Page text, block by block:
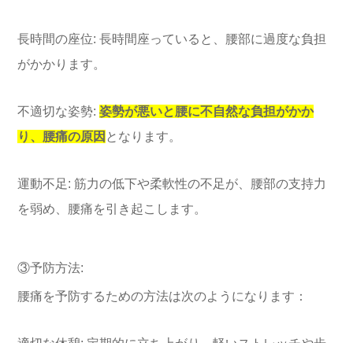
長時間の座位: 長時間座っていると、腰部に過度な負担
がかかります。
不適切な姿勢: 姿勢が悪いと腰に不自然な負担がかか
り、腰痛の原因 となります。
運動不足: 筋力の低下や柔軟性の不足が、腰部の支持力
を弱め、腰痛を引き起こします。
③予防方法:
腰痛を予防するための方法は次のようになります：